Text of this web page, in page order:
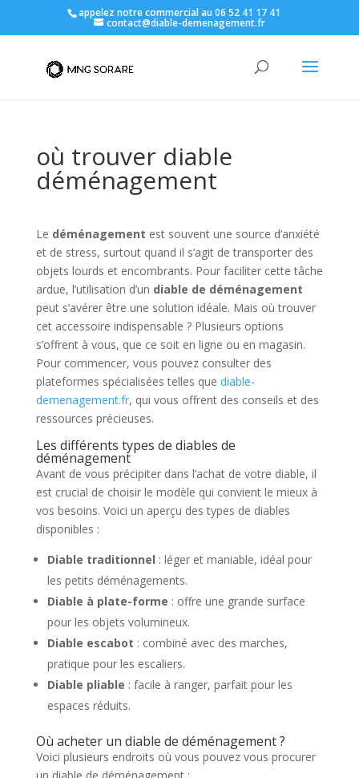
appelez notre commercial au 06 52 41 17 41
contact@diable-demenagement.fr
où trouver diable
déménagement
Le déménagement est souvent une source d’anxiété
et de stress, surtout quand il s’agit de transporter des
objets lourds et encombrants. Pour faciliter cette tâche
ardue, l’utilisation d’un diable de déménagement
peut s’avérer être une solution idéale. Mais où trouver
cet accessoire indispensable ? Plusieurs options
s’offrent à vous, que ce soit en ligne ou en magasin.
Pour commencer, vous pouvez consulter des
plateformes spécialisées telles que diable-
demenagement.fr, qui vous offrent des conseils et des
ressources précieuses.
Les différents types de diables de
déménagement
Avant de vous précipiter dans l’achat de votre diable, il
est crucial de choisir le modèle qui convient le mieux à
vos besoins. Voici un aperçu des types de diables
disponibles :
Diable traditionnel : léger et maniable, idéal pour
les petits déménagements.
Diable à plate-forme : offre une grande surface
pour les objets volumineux.
Diable escabot : combiné avec des marches,
pratique pour les escaliers.
Diable pliable : facile à ranger, parfait pour les
espaces réduits.
Où acheter un diable de déménagement ?
Voici plusieurs endroits où vous pouvez vous procurer